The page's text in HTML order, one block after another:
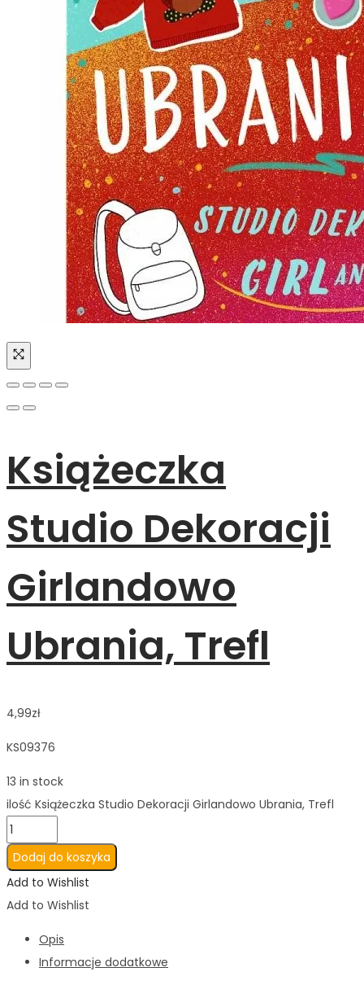
Książeczka
Studio Dekoracji
Girlandowo
Ubrania, Trefl
4,99zł
KS09376
13 in stock
ilość Książeczka Studio Dekoracji Girlandowo Ubrania, Trefl
Dodaj do koszyka
Add to Wishlist
Add to Wishlist
Opis
Informacje dodatkowe